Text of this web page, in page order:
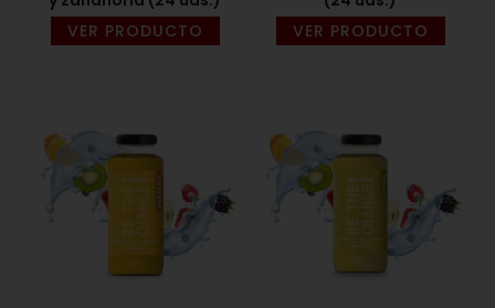
VER PRODUCTO
VER PRODUCTO